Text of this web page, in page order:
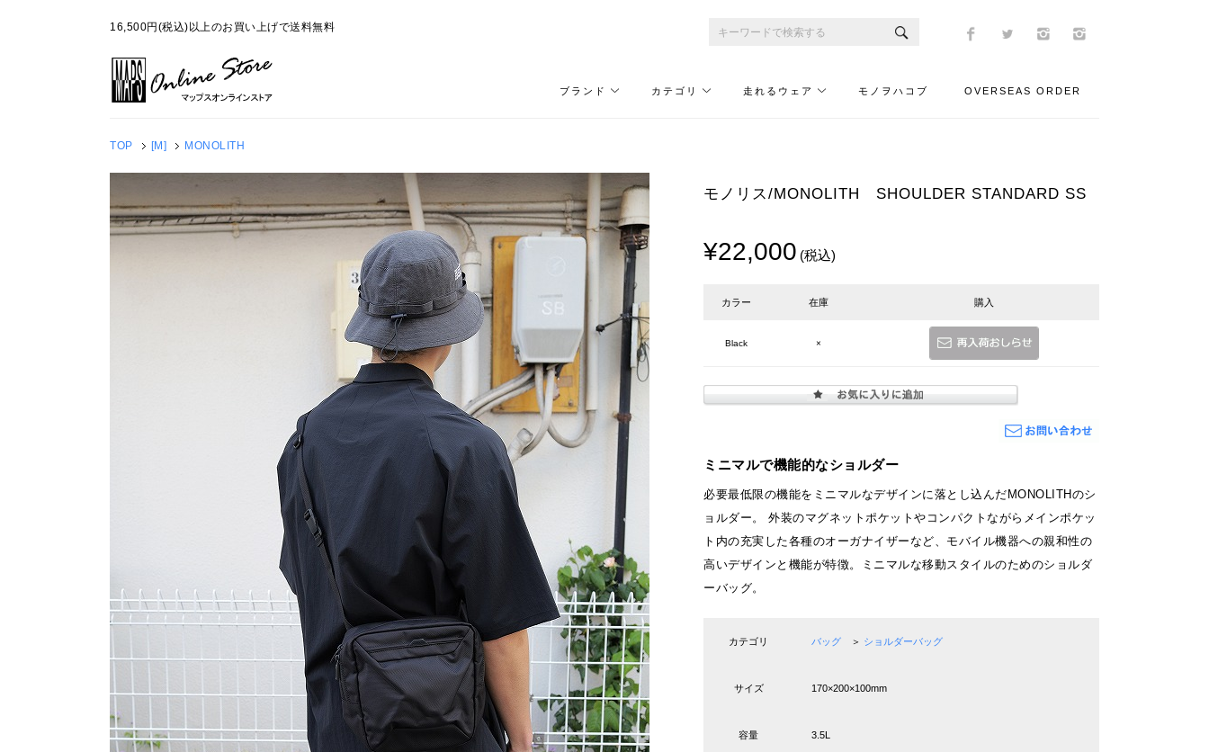
16,500円(税込)以上のお買い上げで送料無料
ブランド カテゴリ 走れるウェア モノヲハコブ OVERSEAS ORDER
TOP [M] MONOLITH
モノリス/MONOLITH SHOULDER STANDARD SS
¥22,000 (税込)
カラー 在庫 購入
Black ×
ミニマルで機能的なショルダー
必要最低限の機能をミニマルなデザインに落とし込んだMONOLITHのシ
ョルダー。 外装のマグネットポケットやコンパクトながらメインポケッ
ト内の充実した各種のオーガナイザーなど、モバイル機器への親和性の
高いデザインと機能が特徴。ミニマルな移動スタイルのためのショルダ
ーバッグ。
カテゴリ バッグ ＞ ショルダーバッグ
サイズ 170×200×100mm
容量 3.5L